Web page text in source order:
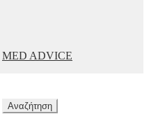
MED ADVICE
Αναζήτηση